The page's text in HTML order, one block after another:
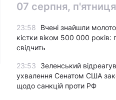
07 серпня, п'ятниця
23:58
Вчені знайшли
кістки віком 500 000 років:
свідчить
23:53
Зеленський
ухвалення Сенатом США
щодо санкцій проти РФ